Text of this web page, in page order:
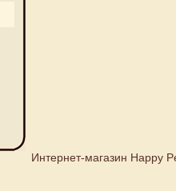
Интернет-магазин Happy